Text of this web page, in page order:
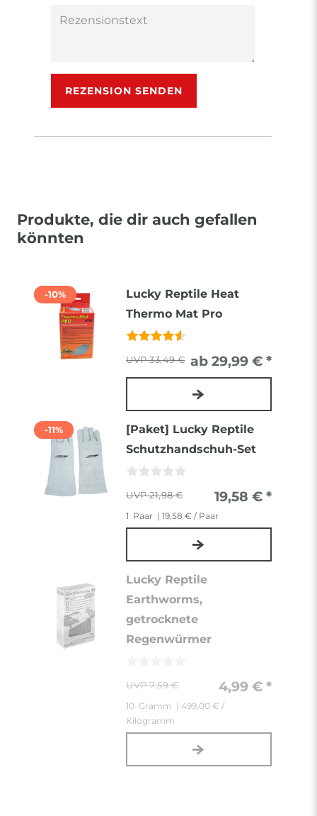
Rezensionstext
REZENSION SENDEN
Produkte, die dir auch gefallen
könnten
-10%
Lucky Reptile Heat
Thermo Mat Pro
33,49 € ab 29,99 € *
-11%
[Paket] Lucky Reptile
Schutzhandschuh-Set
21,98 € 19,58 € *
1 Paar | 19,58 € / Paar
Lucky Reptile
Earthworms,
getrocknete
Regenwürmer
7,59 € 4,99 € *
10 Gramm | 499,00 € /
Kilogramm